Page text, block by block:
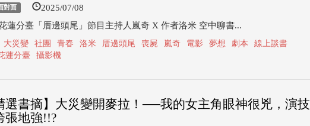
對面 2025/07/08
蓮分臺「厝邊頭尾」節目主持人嵐奇 X 作者洛米 空中聊書...
大災變 社團 青春 洛米 厝邊頭尾 喪屍 嵐奇 電影 夢想 劇本
線上談書
蓮分臺
攝影機
選書摘】大災變開麥拉！──我的女主角眼神很兇，演技
張地強!!?